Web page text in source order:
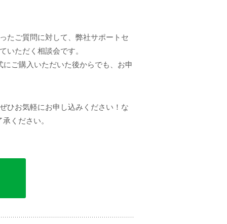
たご質問に対して、弊社サポートセ
いただく相談会です。
ご購入いただいた後からでも、お申
ひお気軽にお申し込みください！な
ください。